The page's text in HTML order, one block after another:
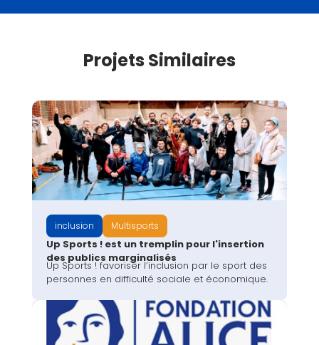
Projets Similaires
inclusion Multisports
Up Sports ! est un tremplin pour l'insertion
des publics marginalisés
Up Sports ! favoriser l’inclusion par le sport des
personnes en difficulté sociale et économique.